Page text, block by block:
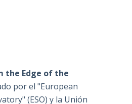
the Edge of the
por el "European
(ESO) y la Unión